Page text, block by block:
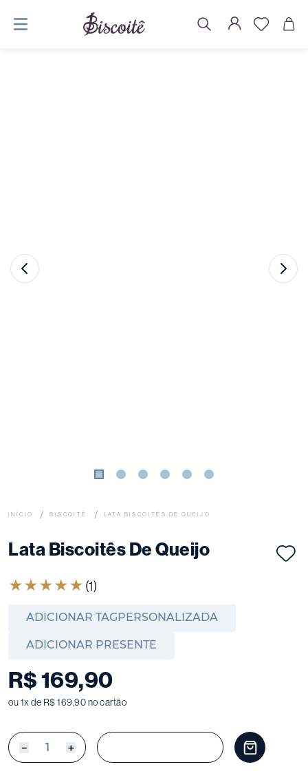
BISCOITÊ LATA BISCOITÊS DE QUEIJO
Lata Biscoitês De Queijo
★★★★★ (1)
ADICIONAR TAGPERSONALIZADA
ADICIONAR PRESENTE
R$169,90
ou1x deR$169,90no cartão
＋
－